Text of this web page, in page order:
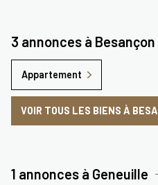
3 annonces à Besançon
Appartement
VOIR TOUS LES BIENS À
1 annonces à Geneuille